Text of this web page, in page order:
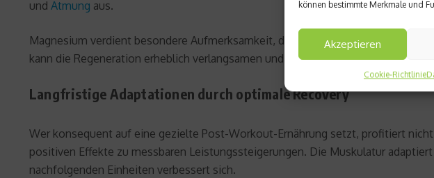
können bestimmte Merkmale und
Akzeptieren
Cookie-Richtlinie
und Atmung aus.
Magnesium verdient besondere Aufmerksamkeit, da es für über 300
kann die Regeneration erheblich verlangsamen und zu Muskelkrämpfen führen.
Langfristige Adaptationen durch optimale Recovery
Wer konsequent auf eine gezielte Post-Workout-Ernährung setzt, profitiert
positiven Effekte zu messbaren Leistungssteigerungen. Die Muskulatur
nachfolgenden Einheiten verbessert sich.